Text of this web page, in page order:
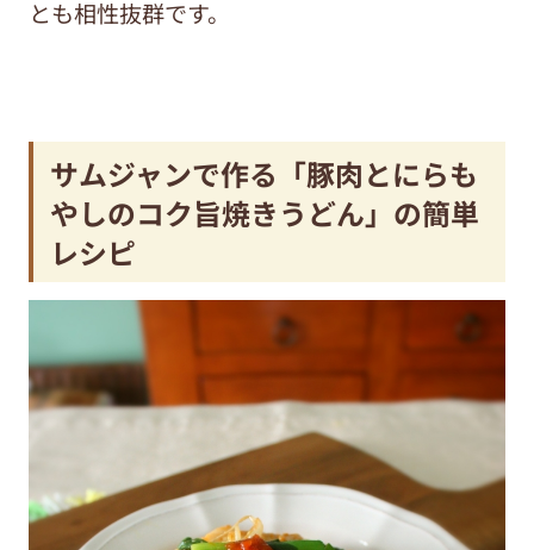
とも相性抜群です。
サムジャンで作る「豚肉とにらも
やしのコク旨焼きうどん」の簡単
レシピ